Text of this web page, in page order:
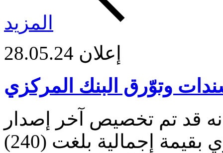
المزيد
28.05.24 إعلان
وتوّرق البنك المركزي
قد تم تخصيص آخر إصدار
لسندات وتوّرق البنك المركزي بقيمة إجمالية بلغت (240)